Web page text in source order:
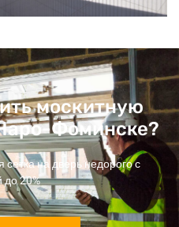
москитную
Фоминске?
на дверь недорого с
до 20%